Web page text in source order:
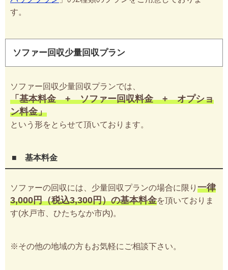
す。
ソファー回収少量回収プラン
ソファー回収少量回収プランでは、
「基本料金 + ソファー回収料金 + オプショ
ン料金」
という形をとらせて頂いております。
■ 基本料金
ソファーの回収には、少量回収プランの場合に限り 一律
3,000円（税込3,300円）の基本料金を頂いておりま
す(水戸市、ひたちなか市内)。
※その他の地域の方もお気軽にご相談下さい。